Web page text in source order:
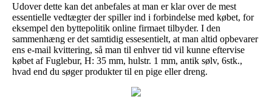
Udover dette kan det anbefales at man er klar over de mest
essentielle vedtægter der spiller ind i forbindelse med købet, for
eksempel den byttepolitik online firmaet tilbyder. I den
sammenhæng er det samtidig essesentielt, at man altid opbevarer
ens e-mail kvittering, så man til enhver tid vil kunne eftervise
købet af Fuglebur, H: 35 mm, hulstr. 1 mm, antik sølv, 6stk.,
hvad end du søger produkter til en pige eller dreng.